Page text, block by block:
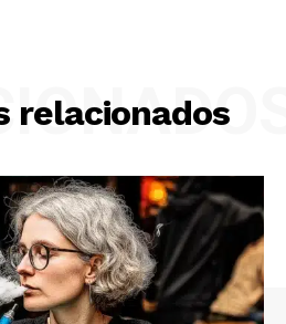
relacionados